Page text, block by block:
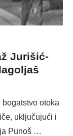
Jurišić-
otoka
uključujući i
Punoš …